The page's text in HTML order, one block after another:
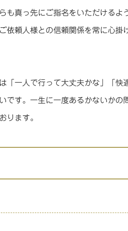
も真っ先にご指名をいただけるよ
依頼人様との信頼関係を常に心掛
「一人で行って大丈夫かな」「
です。一生に一度あるかないか
ります。